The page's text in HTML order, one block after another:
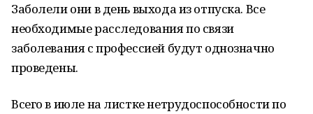
Заболели они в день выхода из отпуска. Все
необходимые расследования по связи
заболевания с профессией будут однозначно
проведены.
Всего в июле на листке нетрудоспособности по